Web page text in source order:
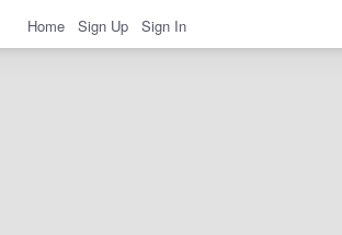
Home Sign Up Sign In